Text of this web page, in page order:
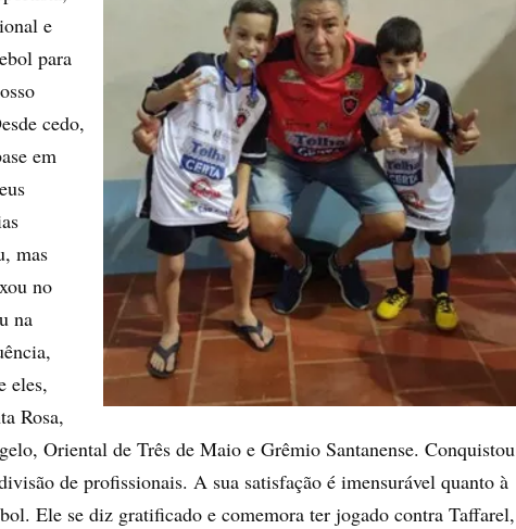
e
para
cedo,
em
mas
no
na
eles,
Rosa,
Oriental de Três de Maio e Grêmio Santanense. Conquistou
de profissionais. A sua satisfação é imensurável quanto à
Ele se diz gratificado e comemora ter jogado contra Taffarel,